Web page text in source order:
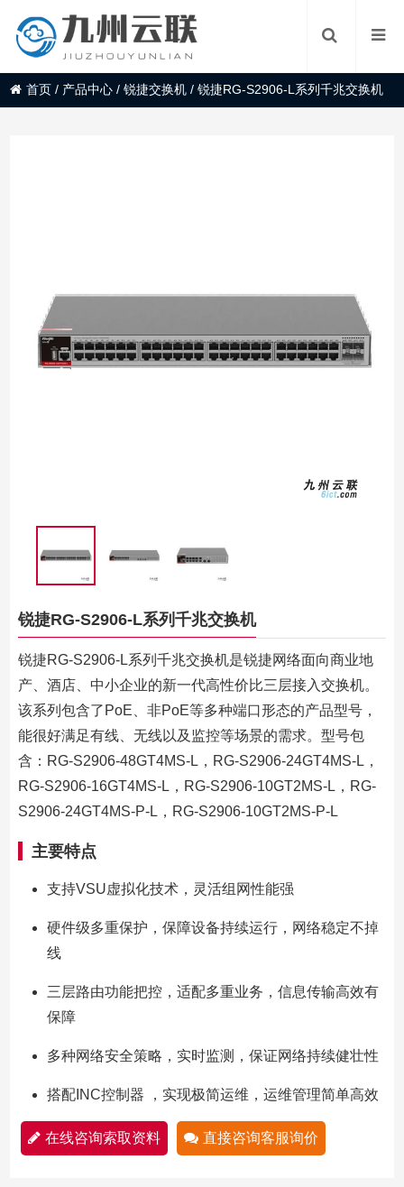
首页 / 产品中心 /锐捷交换机 /锐捷RG-S2906-L系列千兆交换机
锐捷RG-S2906-L系列千兆交换机
锐捷RG-S2906-L系列千兆交换机是锐捷网络面向商业地
产、酒店、中小企业的新一代高性价比三层接入交换机。
该系列包含了 PoE 、非PoE等多种端口形态的产品型号，
能很好满足有线、无线以及监控等场景的需求。型号包
含：RG-S2906-48GT4MS-L，RG-S2906-24GT4MS-L，
RG-S2906-16GT4MS-L，RG-S2906-10GT2MS-L，RG-
S2906-24GT4MS-P-L，RG-S2906-10GT2MS-P-L
主要特点
支持VSU虚拟化技术，灵活组网性能强
硬件级多重保护，保障设备持续运行，网络稳定不掉
线
三层路由功能把控，适配多重业务，信息传输高效有
保障
多种网络安全策略，实时监测，保证网络持续健壮性
搭配INC控制器 ，实现极简运维，运维管理简单高效
在线咨询索取资料 直接咨询客服询价